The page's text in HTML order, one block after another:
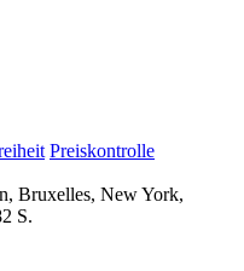
Preiskontrolle
Bruxelles, New York,
S.